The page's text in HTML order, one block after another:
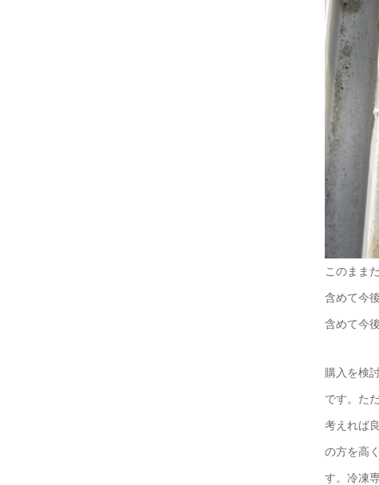
このまま
含めて今
含めて今
購入を検
です。た
考えれば
の方を高
す。冷凍